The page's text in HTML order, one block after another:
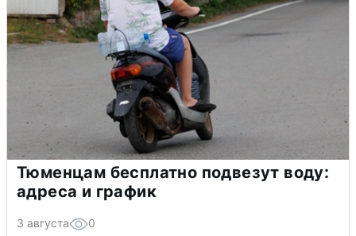
Тюменцам бесплатно подвезут воду:
адреса и график
3 августа 0